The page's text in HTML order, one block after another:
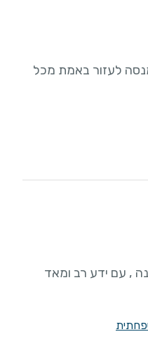
לעזור באמת מכל
, עם ידע רב ומאד